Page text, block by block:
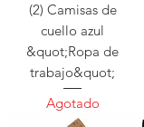
(2) Camisas de
cuello azul
&quot;Ropa de
trabajo&quot;
Agotado